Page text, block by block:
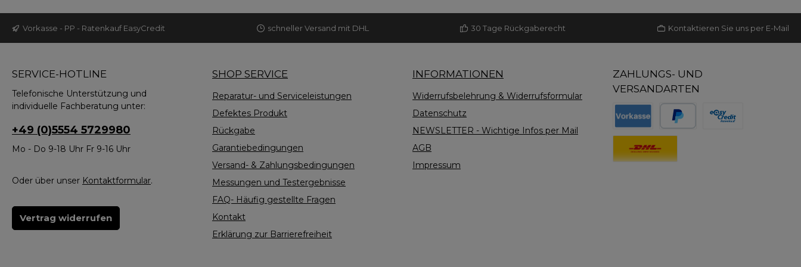
unabhängigen Tests erfahren,
dass maximal nur noch ca. 70%
Leistungsfähigkeit bei den
vielen massiven und
stressauslösenden Störungen
Organismus arbeitet in der
Regel nur noch in der
Degeneration und nicht mehr
in der natürlichen
Regeneration. Diese
Degenerationsprozesse zeigen
Anzeichen über die Haut. Das
Gel wird 1-2 x täglich auf die
täglicher Anwendung zu
trockener Haut führen. Wer
Fußbäder machen. Beim
Liegen im Wasser Körper, Geist
und Seele angesprochen. Es
entsteht ein ähnliches Gefühl,
wie im Mutterleib. Das passiert
Flasche Mineralbad ist
Vorkasse - PP - Ratenkauf EasyCredit schneller Versand mit DHL 30 Tage Rückgaberecht Kontaktieren Sie uns per E-Mail
SERVICE-HOTLINE
Telefonische Unterstützung und
individuelle Fachberatung unter:
+49 (0)5554 5729980
Mo - Do 9-18 Uhr Fr 9-16 Uhr
Oder über unser Kontaktformular.
Vertrag widerrufen
SHOP SERVICE
Reparatur- und Serviceleistungen
Defektes Produkt
Rückgabe
Garantiebedingungen
Versand- & Zahlungsbedingungen
Messungen und Testergebnisse
FAQ- Häufig gestellte Fragen
Kontakt
Erklärung zur Barrierefreiheit
INFORMATIONEN
Widerrufsbelehrung & Widerrufsformular
Datenschutz
NEWSLETTER - Wichtige Infos per Mail
AGB
Impressum
ZAHLUNGS- UND
VERSANDARTEN
Benutzerdefiniertes Bild 1
Benutzerdefiniertes Bild 2